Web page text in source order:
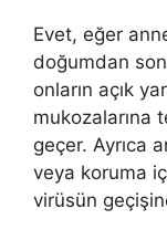
Evet, eğer
doğumdan
onların açık
mukozalarına
geçer. Ayrıca
veya koruma
virüsün